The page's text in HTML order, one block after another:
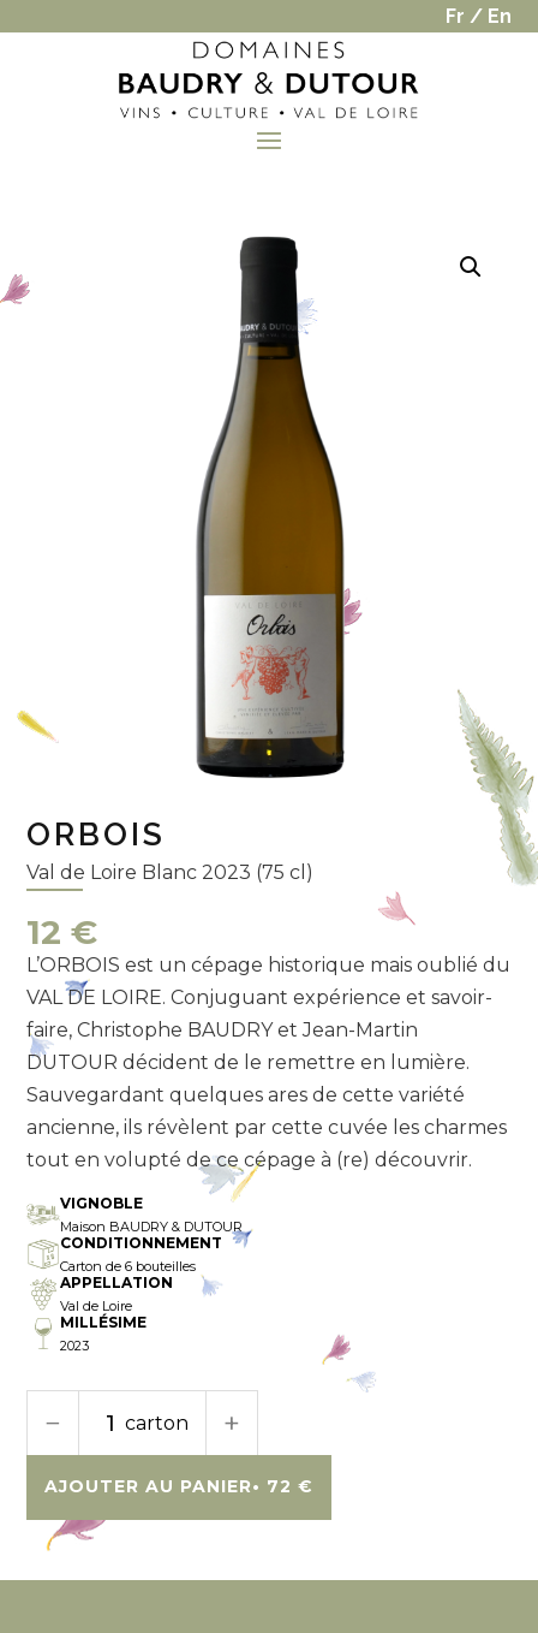
Fr / En
ORBOIS
Val de Loire Blanc 2023 (75 cl)
12 €
L’ORBOIS est un cépage historique mais oublié du
VAL DE LOIRE. Conjuguant expérience et savoir-
faire, Christophe BAUDRY et Jean-Martin
DUTOUR décident de le remettre en lumière.
Sauvegardant quelques ares de cette variété
ancienne, ils révèlent par cette cuvée les charmes
tout en volupté de ce cépage à (re) découvrir.
VIGNOBLE
Maison BAUDRY & DUTOUR
CONDITIONNEMENT
Carton de 6 bouteilles
APPELLATION
Val de Loire
MILLÉSIME
2023
− carton +
AJOUTER AU PANIER• 72 €